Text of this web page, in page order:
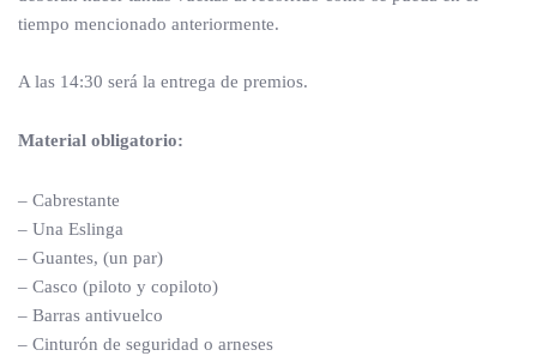
tiempo mencionado anteriormente.
A las 14:30 será la entrega de premios.
Material obligatorio:
– Cabrestante
– Una Eslinga
– Guantes, (un par)
– Casco (piloto y copiloto)
– Barras antivuelco
– Cinturón de seguridad o arneses